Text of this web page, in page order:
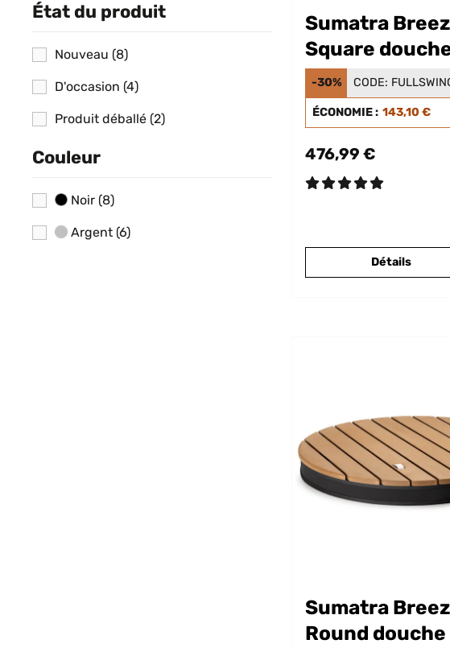
État du produit
Nouveau (8)
D'occasion (4)
Produit déballé (2)
Couleur
Noir (8)
Argent (6)
Sumatra
Square
jardin
-30% CODE:
ÉCONOMIE : 143,10 €
476,99 €
Détails
Sumatra
Round douche